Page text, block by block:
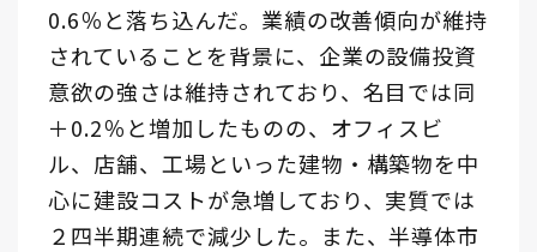
0.6％と落ち込んだ。業績の改善傾向が維持
されていることを背景に、企業の設備投資
意欲の強さは維持されており、名目では同
＋0.2％と増加したものの、オフィスビ
ル、店舗、工場といった建物・構築物を中
心に建設コストが急増しており、実質では
２四半期連続で減少した。また、半導体市